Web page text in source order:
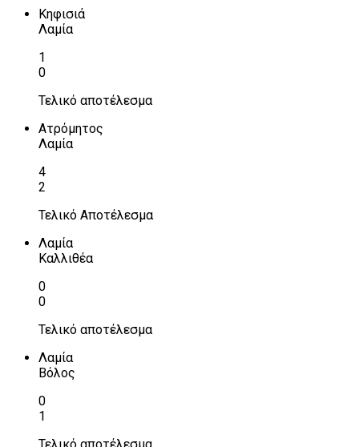
Κηφισιά
Λαμία
1
0
Τελικό αποτέλεσμα
Ατρόμητος
Λαμία
4
2
Τελικό Αποτέλεσμα
Λαμία
Καλλιθέα
0
0
Τελικό αποτέλεσμα
Λαμία
Βόλος
0
1